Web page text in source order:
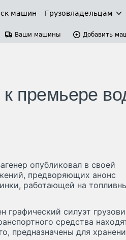
машин Грузовладельцам
Ваши машины Добавить
к премьере
опубликовал в своей
предворяющих анонс
работающей на
графический силуэт
средства
предназначены для